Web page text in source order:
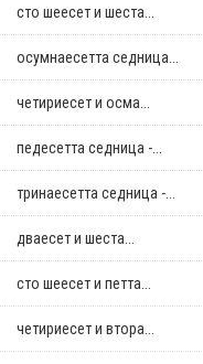
сто шеесет и шеста...
осумнaесетта седница...
четириесет и осма...
педесетта седница -...
тринаесетта седница -...
дваесет и шеста...
сто шеесет и петта...
четириесет и втора...